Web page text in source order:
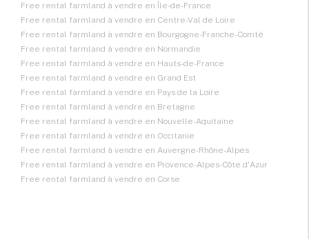
Free rental farmland à vendre en Île-de-France
Free rental farmland à vendre en Centre-Val de Loire
Free rental farmland à vendre en Bourgogne-Franche-Comté
Free rental farmland à vendre en Normandie
Free rental farmland à vendre en Hauts-de-France
Free rental farmland à vendre en Grand Est
Free rental farmland à vendre en Pays de la Loire
Free rental farmland à vendre en Bretagne
Free rental farmland à vendre en Nouvelle-Aquitaine
Free rental farmland à vendre en Occitanie
Free rental farmland à vendre en Auvergne-Rhône-Alpes
Free rental farmland à vendre en Provence-Alpes-Côte d'Azur
Free rental farmland à vendre en Corse